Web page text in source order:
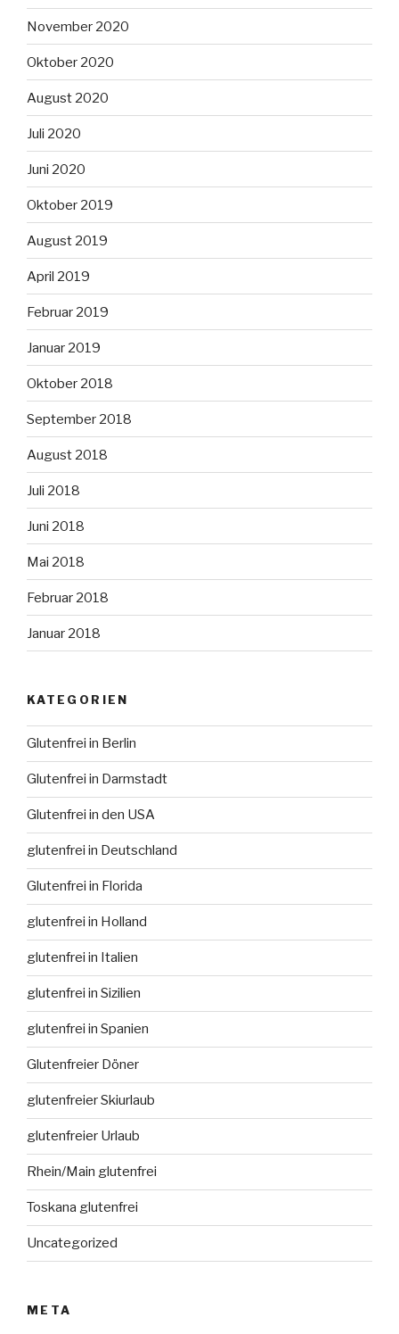
November 2020
Oktober 2020
August 2020
Juli 2020
Juni 2020
Oktober 2019
August 2019
April 2019
Februar 2019
Januar 2019
Oktober 2018
September 2018
August 2018
Juli 2018
Juni 2018
Mai 2018
Februar 2018
Januar 2018
KATEGORIEN
Glutenfrei in Berlin
Glutenfrei in Darmstadt
Glutenfrei in den USA
glutenfrei in Deutschland
Glutenfrei in Florida
glutenfrei in Holland
glutenfrei in Italien
glutenfrei in Sizilien
glutenfrei in Spanien
Glutenfreier Döner
glutenfreier Skiurlaub
glutenfreier Urlaub
Rhein/Main glutenfrei
Toskana glutenfrei
Uncategorized
META